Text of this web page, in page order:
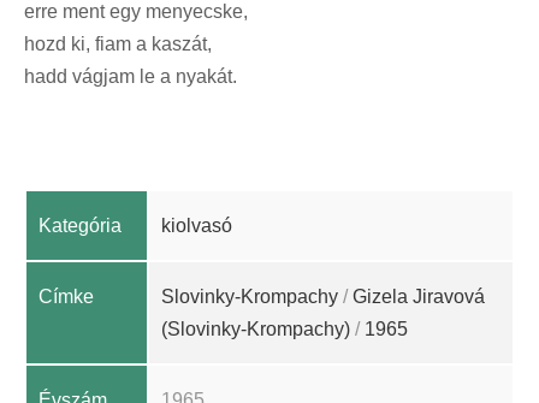
erre ment egy menyecske,
hozd ki, fiam a kaszát,
hadd vágjam le a nyakát.
Kategória kiolvasó
Címke Slovinky-Krompachy /Gizela Jiravová
(Slovinky-Krompachy) / 1965